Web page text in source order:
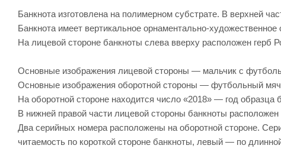
Банкнота изготовлена на полимерном субстрате. В верхней
Банкнота имеет вертикальное орнаментально-
На лицевой стороне банкноты слева вверху расположен герб
Основные изображения лицевой стороны — мальчик с
Основные изображения оборотной стороны — футбольный
На оборотной стороне находится число «2018» — год образца
В нижней правой части лицевой стороны банкноты
Два серийных номера расположены на оборотной стороне.
читаемость по короткой стороне банкноты, левый — по